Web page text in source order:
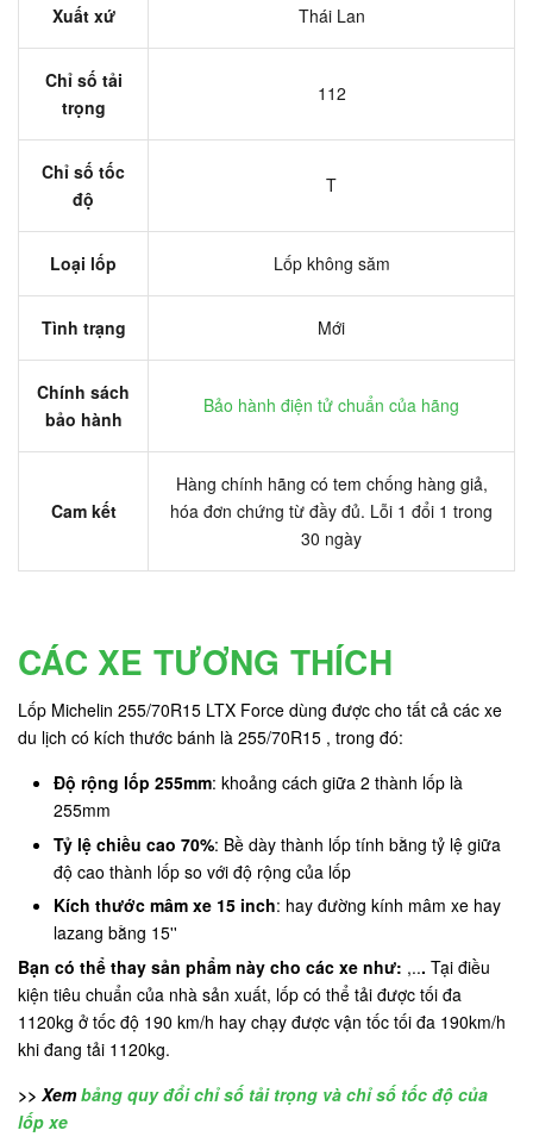
Xuất xứ Thái Lan
Chỉ số tải
trọng
112
Chỉ số tốc
độ
T
Loại lốp Lốp không săm
Tình trạng Mới
Chính sách
bảo hành
Bảo hành điện tử chuẩn của hãng
Cam kết
Hàng chính hãng có tem chống hàng giả,
hóa đơn chứng từ đầy đủ. Lỗi 1 đổi 1 trong
30 ngày
CÁC XE TƯƠNG THÍCH
Lốp Michelin 255/70R15 LTX Force dùng được cho tất cả các xe
du lịch có kích thước bánh là 255/70R15 , trong đó:
Độ rộng lốp 255mm: khoảng cách giữa 2 thành lốp là
255mm
Tỷ lệ chiều cao 70%: Bề dày thành lốp tính bằng tỷ lệ giữa
độ cao thành lốp so với độ rộng của lốp
Kích thước mâm xe 15 inch: hay đường kính mâm xe hay
lazang bằng 15''
Bạn có thể thay sản phẩm này cho các xe như: ,... Tại điều
kiện tiêu chuẩn của nhà sản xuất, lốp có thể tải được tối đa
1120kg ở tốc độ 190 km/h hay chạy được vận tốc tối đa 190km/h
khi đang tải 1120kg.
>> Xembảng quy đổi chỉ số tải trọng và chỉ số tốc độ của
lốp xe